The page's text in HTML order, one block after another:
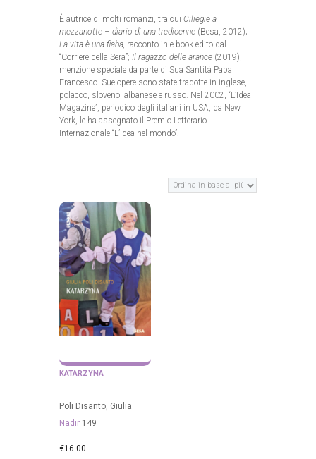
È autrice di molti romanzi, tra cui Ciliegie a
mezzanotte – diario di una tredicenne (Besa, 2012);
La vita è una fiaba, racconto in e-book edito dal
“Corriere della Sera”; Il ragazzo delle arance (2019),
menzione speciale da parte di Sua Santità Papa
Francesco. Sue opere sono state tradotte in inglese,
polacco, sloveno, albanese e russo. Nel 2002, “L’Idea
Magazine”, periodico degli italiani in USA, da New
York, le ha assegnato il Premio Letterario
Internazionale “L’Idea nel mondo”.
KATARZYNA
Poli Disanto, Giulia
Nadir 149
€16.00